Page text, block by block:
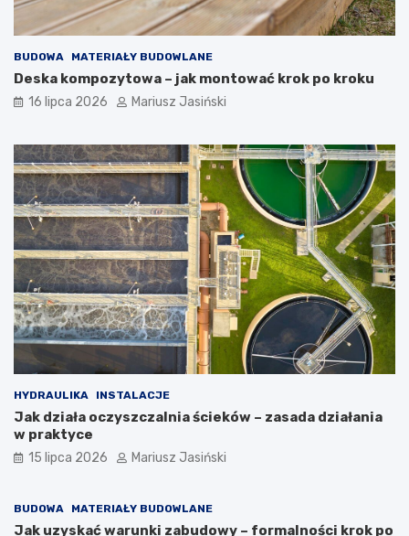
BUDOWA MATERIAŁY BUDOWLANE
Deska kompozytowa – jak montować krok po kroku
16 lipca 2026 Mariusz Jasiński
HYDRAULIKA INSTALACJE
Jak działa oczyszczalnia ścieków – zasada działania
w praktyce
15 lipca 2026 Mariusz Jasiński
BUDOWA MATERIAŁY BUDOWLANE
Jak uzyskać warunki zabudowy – formalności krok po